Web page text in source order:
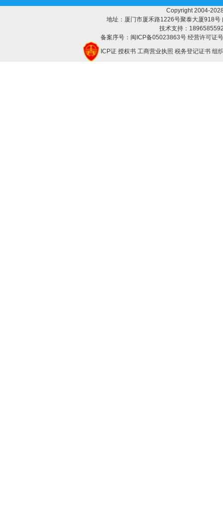
Copyright 2004-
地址：厦门市厦禾路1226号聚泰大厦918
技术支持：
备案序号：闽ICP备05023863号 经营许可证
ICP证 授权书 工商营业执照 税务登记证书 组